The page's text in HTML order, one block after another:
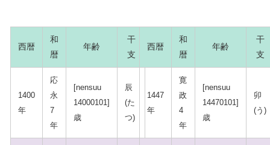
西暦
和
暦
年齢
干
支
1400
年
応
永
7
年
[nensuu
14000101]
歳
辰
(た
つ)
西暦
和
暦
年齢
干
支
1447
年
寛
政
4
年
[nensuu
14470101]
歳
卯
(う)